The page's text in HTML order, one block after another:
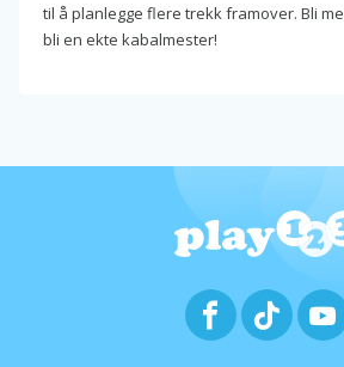
til å planlegge flere trekk framover. Bli
bli en ekte kabalmester!